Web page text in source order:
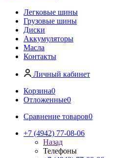
Легковые шины
Грузовые шины
Диски
Аккумуляторы
Масла
Контакты
Личный кабинет
Корзина0
Отложенные0
Сравнение товаров0
+7 (4942) 77-08-06
Назад
Телефоны